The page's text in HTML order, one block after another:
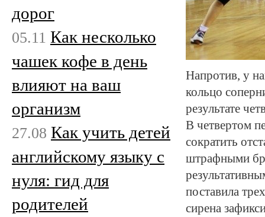
Напротив, у
кольцо
результате
В четвертом
сократить
штрафными
поставила
сирена
дорог
05.11 Как несколько
чашек кофе в день
влияют на ваш
организм
27.08 Как учить детей
английскому языку с
нуля: гид для
родителей